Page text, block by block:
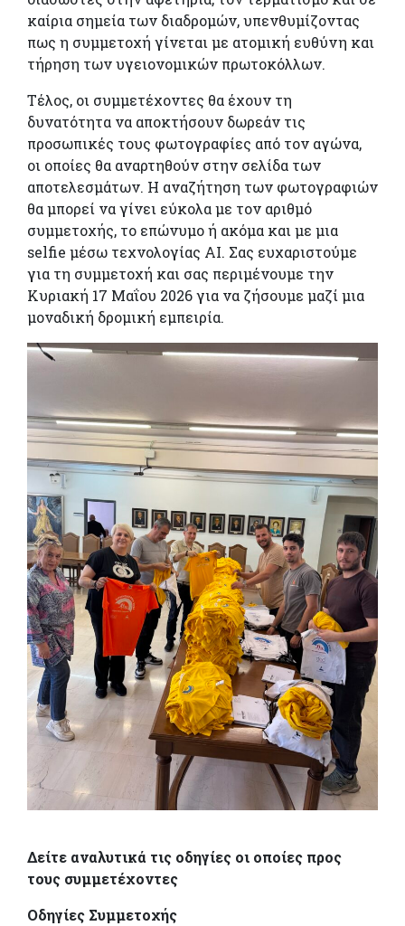
καίρια σημεία των διαδρομών, υπενθυμίζοντας
πως η συμμετοχή γίνεται με ατομική ευθύνη και
τήρηση των υγειονομικών πρωτοκόλλων.
Τέλος, οι συμμετέχοντες θα έχουν τη
δυνατότητα να αποκτήσουν δωρεάν τις
προσωπικές τους φωτογραφίες από τον αγώνα,
οι οποίες θα αναρτηθούν στην σελίδα των
αποτελεσμάτων. Η αναζήτηση των φωτογραφιών
θα μπορεί να γίνει εύκολα με τον αριθμό
συμμετοχής, το επώνυμο ή ακόμα και με μια
selfie μέσω τεχνολογίας AI. Σας ευχαριστούμε
για τη συμμετοχή και σας περιμένουμε την
Κυριακή 17 Μαΐου 2026 για να ζήσουμε μαζί μια
μοναδική δρομική εμπειρία.
Δείτε αναλυτικά τις οδηγίες οι οποίες προς
τους συμμετέχοντες
Οδηγίες Συμμετοχής